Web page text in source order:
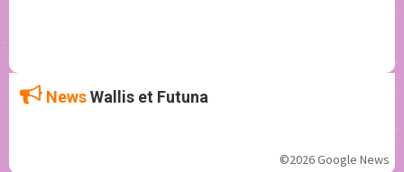
NewsWallis et Futuna
©2026 Google News